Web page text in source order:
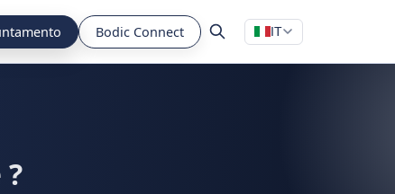
Bodic Connect IT